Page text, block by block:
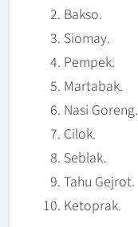
Bakso.
Siomay.
Pempek.
Martabak.
Nasi Goreng.
Cilok.
Seblak.
Tahu Gejrot.
Ketoprak.